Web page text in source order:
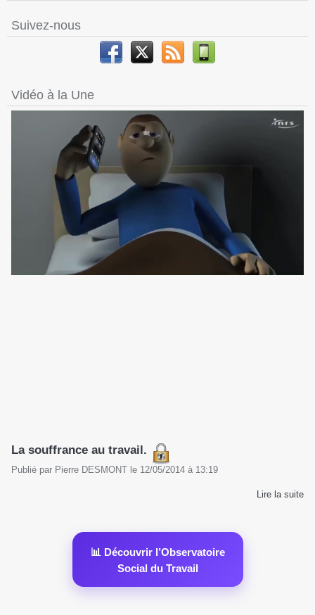
Suivez-nous
Vidéo à la Une
La souffrance au travail.
Publié par Pierre DESMONT le 12/05/2014 à 13:19
Lire la suite
📊 Découvrir l’Observatoire
Social du Travail